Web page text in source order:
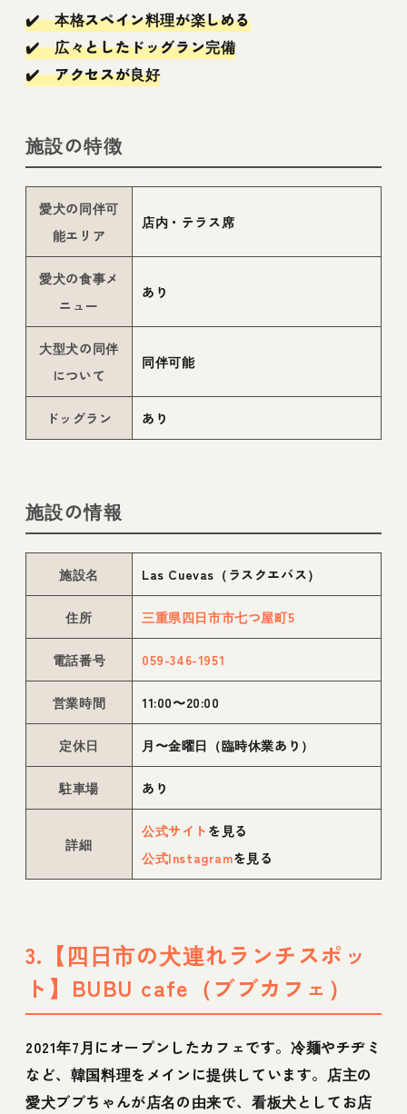
✔️ 本格スペイン料理が楽しめる
✔️ 広々としたドッグラン完備
✔️ アクセスが良好
施設の特徴
愛犬の同伴可
能エリア
店内・テラス席
愛犬の食事メ
ニュー
あり
大型犬の同伴
について
同伴可能
ドッグラン あり
施設の情報
施設名 Las Cuevas（ラスクエバス）
住所 三重県四日市市七つ屋町5
電話番号 059-346-1951
営業時間 11:00〜20:00
定休日 月〜金曜日（臨時休業あり）
駐車場 あり
詳細
公式サイト を見る
公式Instagramを見る
3.【四日市の犬連れランチスポッ
ト】BUBU cafe（ブブカフェ）
2021年7月にオープンしたカフェです。冷麺やチヂミ
など、韓国料理をメインに提供しています。店主の
愛犬ブブちゃんが店名の由来で、看板犬としてお店